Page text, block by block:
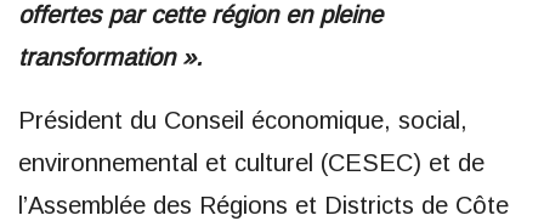
offertes par cette région en pleine
transformation ».
Président du Conseil économique, social,
environnemental et culturel (CESEC) et de
l’Assemblée des Régions et Districts de Côte